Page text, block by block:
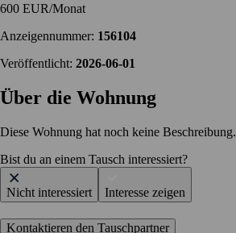
600 EUR/Monat
Anzeigennummer: 156104
Veröffentlicht: 2026-06-01
Über die Wohnung
Diese Wohnung hat noch keine Beschreibung.
Bist du an einem Tausch interessiert?
Nicht interessiert Interesse zeigen
Kontaktieren den Tauschpartner